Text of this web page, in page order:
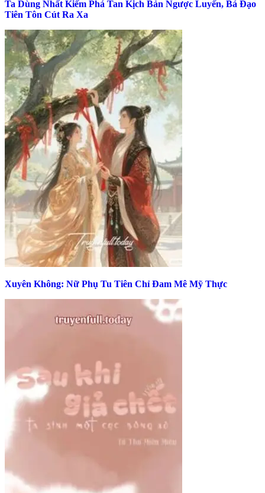
Ta Dùng Nhất Kiếm Phá Tan Kịch Bản Ngược Luyến, Bá Đạo
Tiên Tôn Cút Ra Xa
Xuyên Không: Nữ Phụ Tu Tiên Chỉ Đam Mê Mỹ Thực